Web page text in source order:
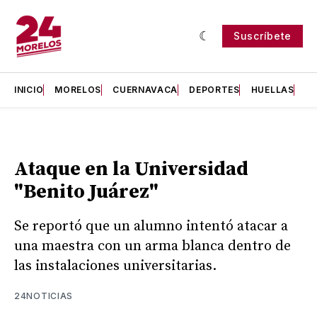
Suscríbete
INICIO MORELOS CUERNAVACA DEPORTES HUELLAS
Ataque en la Universidad
"Benito Juárez"
Se reportó que un alumno intentó atacar a
una maestra con un arma blanca dentro de
las instalaciones universitarias.
24NOTICIAS